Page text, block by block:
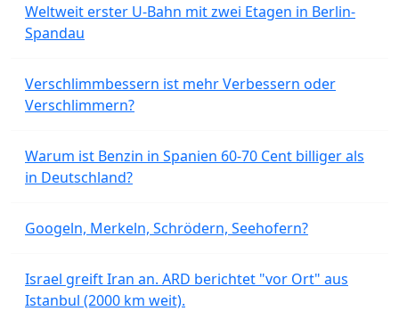
Weltweit erster U-Bahn mit zwei Etagen in Berlin-
Spandau
Verschlimmbessern ist mehr Verbessern oder
Verschlimmern?
Warum ist Benzin in Spanien 60-70 Cent billiger als
in Deutschland?
Googeln, Merkeln, Schrödern, Seehofern?
Israel greift Iran an. ARD berichtet "vor Ort" aus
Istanbul (2000 km weit).